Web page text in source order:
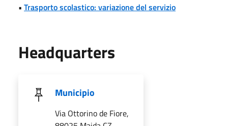
• Trasporto scolastico: variazione del servizio
Headquarters
Municipio
Via Ottorino de Fiore,